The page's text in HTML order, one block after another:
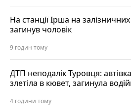
На станції Ірша на залізничних
загинув чоловік
9 годин тому
ДТП неподалік Туровця: автівка
злетіла в кювет, загинула
4 години тому